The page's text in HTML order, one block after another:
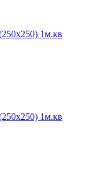
1м.кв
1м.кв